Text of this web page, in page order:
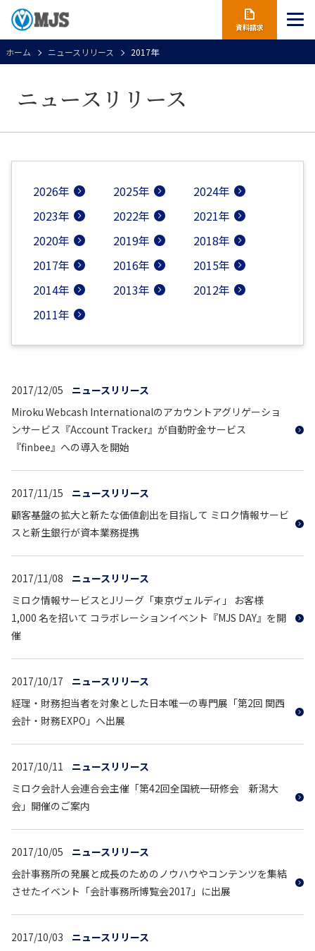
資料請求
ホーム ニュースリリース 2017年
ニュースリリース
2026年 2025年
2024年
2023年
2022年
2021年
2020年
2019年
2018年
2017年
2016年
2015年
2014年
2013年
2012年
2011年
2017/12/05
ニュースリリース
Miroku Webcash Internationalのアカウントアグリゲーショ
ンサービス『Account Tracker』が自動貯金サービス
『finbee』への導入を開始
2017/11/15
ニュースリリース
顧客基盤の拡大と新たな価値創出を目指して ミロク情報サービ
スと新生銀行が資本業務提携
2017/11/08
ニュースリリース
ミロク情報サービスとJリーグ「東京ヴェルディ」 お客様
1,000 名を招いて コラボレーションイベント『MJS DAY』を開
催
2017/10/17
ニュースリリース
経理・財務担当者を対象とした日本唯一の専門展「第2回 関西
会計・財務EXPO」へ出展
2017/10/11
ニュースリリース
ミロク会計人会連合会主催「第42回全国統一研修会 新潟大
会」開催のご案内
2017/10/05
ニュースリリース
会計事務所の発展と成長のためのノウハウやコンテンツを集結
させたイベント「会計事務所博覧会2017」に出展
2017/10/03
ニュースリリース